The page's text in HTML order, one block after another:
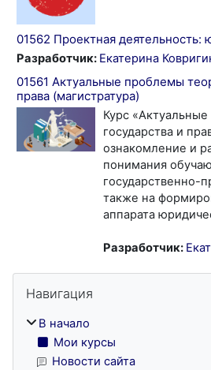
01562 Проектная деятельность:
Разработчик: Екатерина
01561 Актуальные проблемы
права (магистратура)
Курс
государства и
ознакомление и
понимания
государственно-
также на
аппарата
Разработчик:
Блоки
Навигация
В начало
Мои курсы
Новости сайта